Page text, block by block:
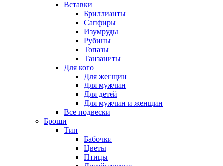
Вставки
Бриллианты
Сапфиры
Изумруды
Рубины
Топазы
Танзаниты
Для кого
Для женщин
Для мужчин
Для детей
Для мужчин и женщин
Все подвески
Броши
Тип
Бабочки
Цветы
Птицы